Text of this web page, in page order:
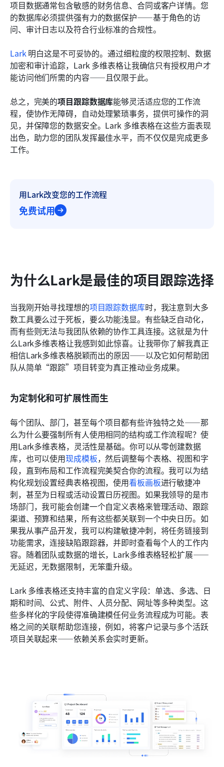
项目数据通常包含敏感的财务信息、合同或客户详情。您
的数据库必须提供强有力的数据保护——基于角色的访
问、审计日志以及符合行业标准的合规性。
Lark 明白这是不可妥协的。通过细粒度的权限控制、数据
加密和审计追踪，Lark 多维表格让我确信只有授权用户才
能访问他们所需的内容——且仅限于此。
总之，完美的项目跟踪数据库能够灵活适应您的工作流
程，使协作无障碍，自动处理繁琐事务，提供可操作的洞
见，并保障您的数据安全。Lark 多维表格在这些方面表现
出色，助力您的团队发挥最佳水平，而不仅仅是完成更多
工作。
用Lark改变您的工作流程
免费试用
为什么Lark是最佳的项目跟踪选择
当我刚开始寻找理想的项目跟踪数据库时，我注意到大多
数工具要么过于死板，要么功能浅显。有些缺乏自动化，
而有些则无法与我团队依赖的协作工具连接。这就是为什
么Lark多维表格让我感到如此惊喜。让我带你了解我真正
相信Lark多维表格脱颖而出的原因——以及它如何帮助团
队从简单“跟踪”项目转变为真正推动业务成果。
为定制化和可扩展性而生
每个团队、部门，甚至每个项目都有些许独特之处——那
么为什么要强制所有人使用相同的结构或工作流程呢？使
用Lark多维表格，灵活性是基础。你可以从零创建数据
库，也可以使用现成模板，然后调整每个表格、视图和字
段，直到布局和工作流程完美契合你的流程。我可以为结
构化规划设置经典表格视图，使用看板画板进行敏捷冲
刺，甚至为日程或活动设置日历视图。如果我领导的是市
场部门，我可能会创建一个自定义表格来管理活动、跟踪
渠道、预算和结果，所有这些都关联到一个中央日历。如
果我从事产品开发，我可以构建敏捷冲刺，将任务链接到
功能需求，连接缺陷跟踪器，并即时查看每个人的工作内
容。随着团队或数据的增长，Lark多维表格轻松扩展——
无延迟，无数据限制，无笨重升级。
Lark 多维表格还支持丰富的自定义字段：单选、多选、日
期和时间、公式、附件、人员分配、网址等多种类型。这
些多样化的字段使得准确建模任何业务流程成为可能。表
格之间的关联帮助您连接，例如，将客户记录与多个活跃
项目关联起来——依赖关系会实时更新。